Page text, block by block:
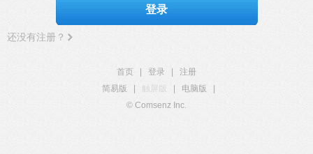
登录
还没有注册？
首页 登录
注册
简易版
触屏版 电脑版
© Comsenz Inc.